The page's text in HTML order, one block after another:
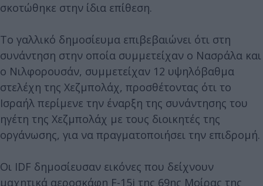
σκοτώθηκε στην ίδια επίθεση.
Το γαλλικό δημοσίευμα επιβεβαιώνει ότι στη
συνάντηση στην οποία συμμετείχαν ο Νασράλα και
ο Νιλφορουσάν, συμμετείχαν 12 υψηλόβαθμα
στελέχη της Χεζμπολάχ, προσθέτοντας ότι το
Ισραήλ περίμενε την έναρξη της συνάντησης του
ηγέτη της Χεζμπολάχ με τους διοικητές της
οργάνωσης, για να πραγματοποιήσει την επιδρομή.
Οι IDF δημοσίευσαν εικόνες που δείχνουν
μαχητικά αεροσκάφη F-15i της 69ης Μοίρας της